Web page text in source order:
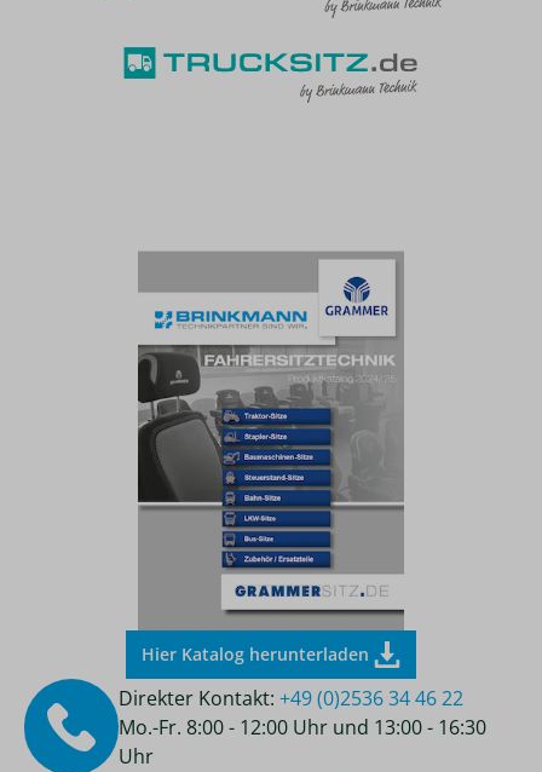
Hier Katalog herunterladen
Direkter Kontakt:+49 (0)2536 34 46 22
Mo.-Fr. 8:00 - 12:00 Uhr und 13:00 - 16:30
Uhr